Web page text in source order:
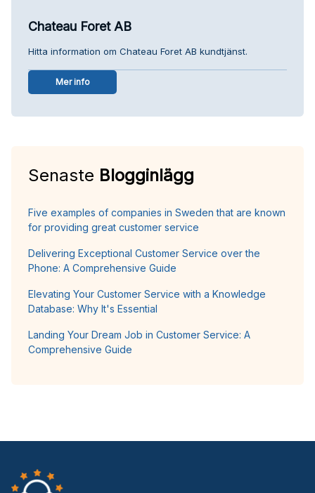
Chateau Foret AB
Hitta information om Chateau Foret AB kundtjänst.
Mer info
Senaste Blogginlägg
Five examples of companies in Sweden that are known
for providing great customer service
Delivering Exceptional Customer Service over the
Phone: A Comprehensive Guide
Elevating Your Customer Service with a Knowledge
Database: Why It's Essential
Landing Your Dream Job in Customer Service: A
Comprehensive Guide